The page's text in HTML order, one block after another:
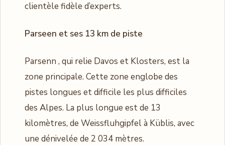
clientèle fidèle d’experts.
Parseen et ses 13 km de piste
Parsenn , qui relie Davos et Klosters, est la
zone principale. Cette zone englobe des
pistes longues et difficile les plus difficiles
des Alpes. La plus longue est de 13
kilomètres, de Weissfluhgipfel à Küblis, avec
une dénivelée de 2 034 mètres.